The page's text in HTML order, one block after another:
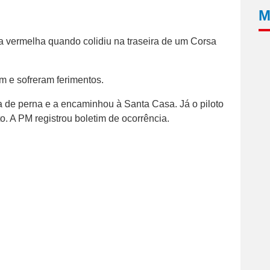
vermelha quando colidiu na traseira de um Corsa
e sofreram ferimentos.
de perna e a encaminhou à Santa Casa. Já o piloto
A PM registrou boletim de ocorrência.